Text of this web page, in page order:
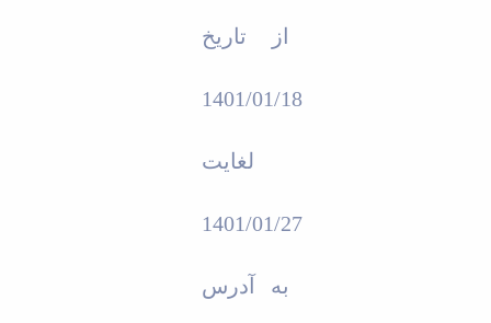
از تاریخ
1401/01/18
لغایت
1401/01/27
به آدرس